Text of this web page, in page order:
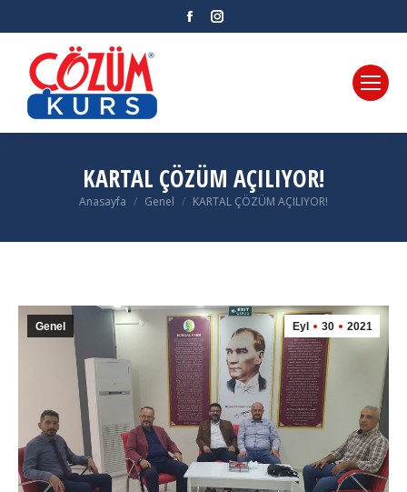
Facebook
KARTAL ÇÖZÜM AÇILIYOR!
You are here:
Anasayfa Genel KARTAL ÇÖZÜM AÇILIYOR!
Eyl 30 2021
Genel